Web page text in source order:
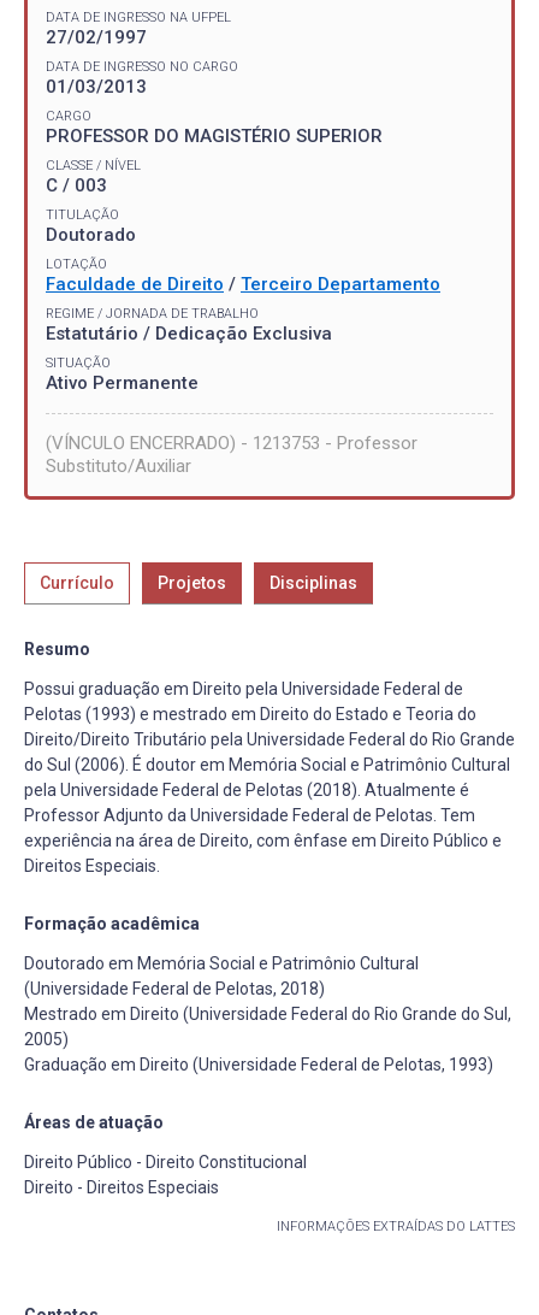
DATA DE INGRESSO NA UFPEL
27/02/1997
DATA DE INGRESSO NO CARGO
01/03/2013
CARGO
PROFESSOR DO MAGISTÉRIO SUPERIOR
CLASSE / NÍVEL
C / 003
TITULAÇÃO
Doutorado
LOTAÇÃO
Faculdade de Direito / Terceiro Departamento
REGIME / JORNADA DE TRABALHO
Estatutário / Dedicação Exclusiva
SITUAÇÃO
Ativo Permanente
(VÍNCULO ENCERRADO) - 1213753 - Professor
Substituto/Auxiliar
Currículo Projetos Disciplinas
Resumo
Possui graduação em Direito pela Universidade Federal de
Pelotas (1993) e mestrado em Direito do Estado e Teoria do
Direito/Direito Tributário pela Universidade Federal do Rio Grande
do Sul (2006). É doutor em Memória Social e Patrimônio Cultural
pela Universidade Federal de Pelotas (2018). Atualmente é
Professor Adjunto da Universidade Federal de Pelotas. Tem
experiência na área de Direito, com ênfase em Direito Público e
Direitos Especiais.
Formação acadêmica
Doutorado em Memória Social e Patrimônio Cultural
(Universidade Federal de Pelotas, 2018)
Mestrado em Direito (Universidade Federal do Rio Grande do Sul,
2005)
Graduação em Direito (Universidade Federal de Pelotas, 1993)
Áreas de atuação
Direito Público - Direito Constitucional
Direito - Direitos Especiais
INFORMAÇÕES EXTRAÍDAS DO LATTES